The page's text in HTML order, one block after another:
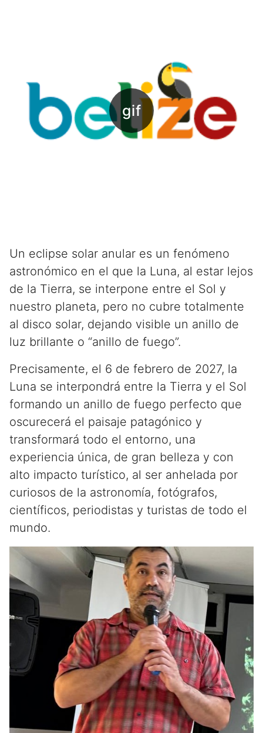
Un eclipse solar anular es un fenómeno
astronómico en el que la Luna, al estar lejos
de la Tierra, se interpone entre el Sol y
nuestro planeta, pero no cubre totalmente
al disco solar, dejando visible un anillo de
luz brillante o “anillo de fuego”.
Precisamente, el 6 de febrero de 2027, la
Luna se interpondrá entre la Tierra y el Sol
formando un anillo de fuego perfecto que
oscurecerá el paisaje patagónico y
transformará todo el entorno, una
experiencia única, de gran belleza y con
alto impacto turístico, al ser anhelada por
curiosos de la astronomía, fotógrafos,
científicos, periodistas y turistas de todo el
mundo.